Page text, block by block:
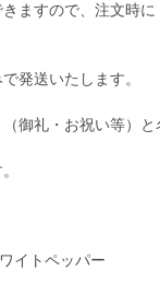
ますので、注文時
発送いたします。
御礼・お祝い等）
イトペッパー